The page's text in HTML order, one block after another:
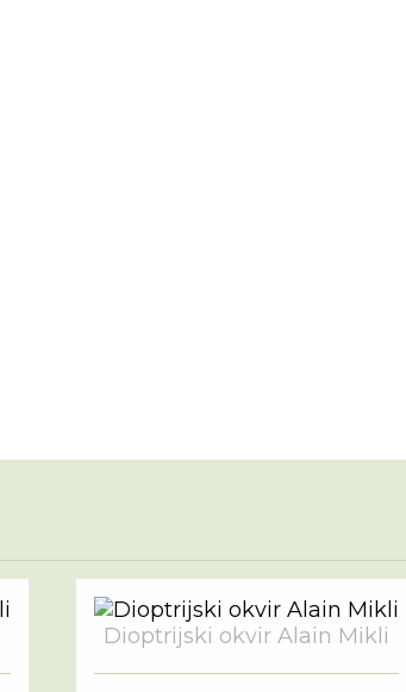
Dioptrijski okvir Alain Mikli